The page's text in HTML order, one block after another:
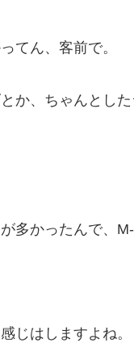
てん、客前で。
か、ちゃんとし
多かったんで、M-
じはしますよね。